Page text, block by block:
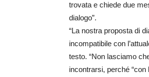
trovata e chiede due
dialogo”.
“La nostra proposta di
incompatibile con
testo. “Non lasciamo
incontrarsi, perché